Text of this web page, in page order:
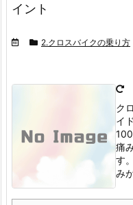
イント
2.クロスバイクの乗り方
ク
イ
痛
す。
み